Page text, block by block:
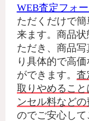
WEB査定フォ
ただくだけで
来ます。商品
ただき、商品
り具体的で高
ができます。 査
取りやめるこ
ンセル料など
のでご安心して